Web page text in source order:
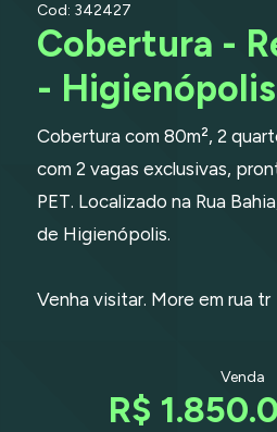
Cod: 342427
Cobertura -
- Higienópolis
Cobertura com 80m², 2
com 2 vagas exclusivas,
PET. Localizado na Rua
de Higienópolis.
Venha visitar. More em rua tr
Venda
R$